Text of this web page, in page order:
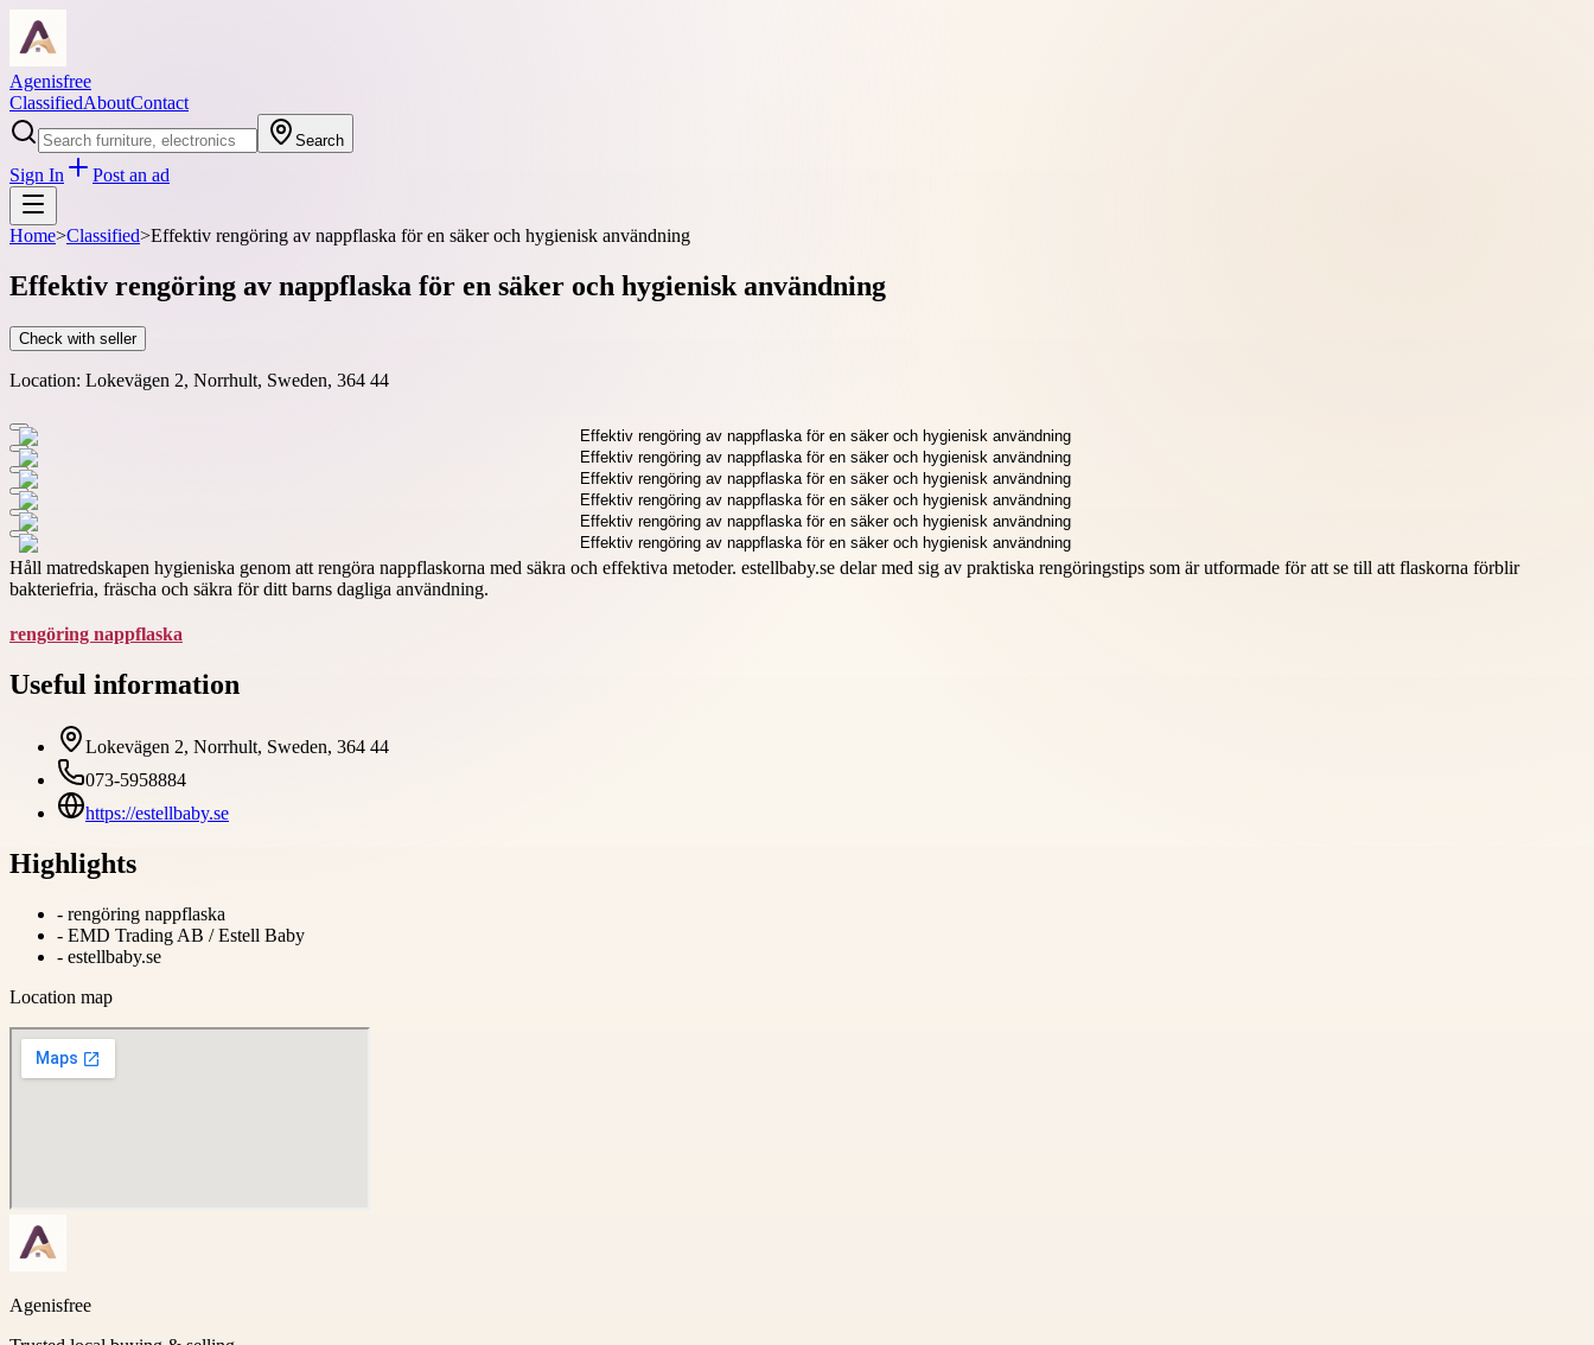
Agenisfree
ClassifiedAboutContact
Search
Sign In Post an ad
Home>Classified>Effektiv rengöring av nappflaska för en säker och hygienisk användning
Effektiv rengöring av nappflaska för en säker och hygienisk användning
Check with seller
Location: Lokevägen 2, Norrhult, Sweden, 364 44
Håll matredskapen hygieniska genom att rengöra nappflaskorna med säkra och effektiva metoder. estellbaby.se delar med sig av praktiska rengöringstips som är utformade för att se till att flaskorna förblir
bakteriefria, fräscha och säkra för ditt barns dagliga användning.
rengöring nappflaska
Useful information
Lokevägen 2, Norrhult, Sweden, 364 44
073-5958884
https://estellbaby.se
Highlights
- rengöring nappflaska
- EMD Trading AB / Estell Baby
- estellbaby.se
Location map
Agenisfree